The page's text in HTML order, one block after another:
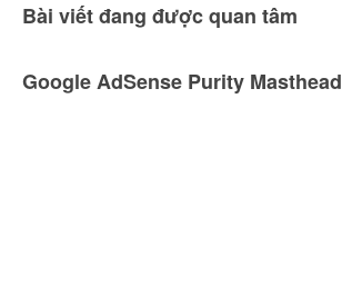
Bài viết đang được quan tâm
Google AdSense Purity Masthead